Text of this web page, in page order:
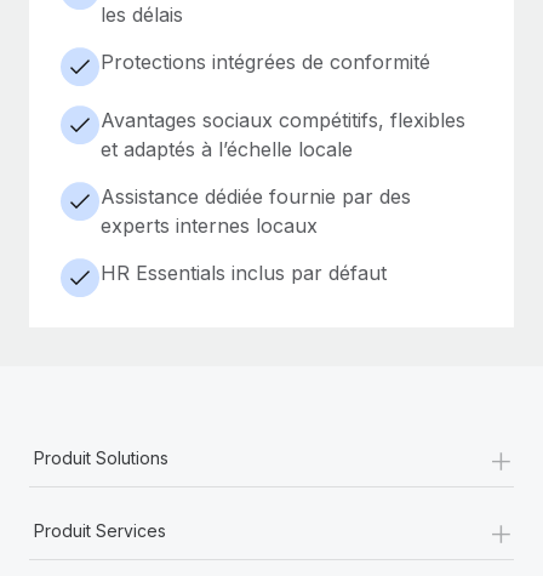
les délais
Protections intégrées de conformité
Avantages sociaux compétitifs, flexibles
et adaptés à l’échelle locale
Assistance dédiée fournie par des
experts internes locaux
HR Essentials inclus par défaut
Produit Solutions +
Produit Services +